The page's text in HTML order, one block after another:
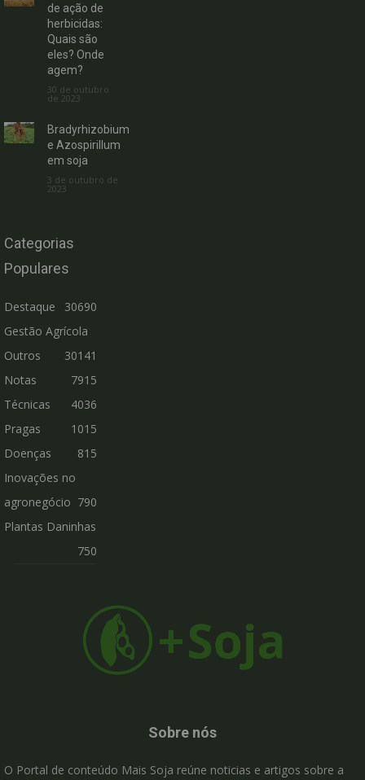
de ação de
herbicidas:
Quais são
eles? Onde
agem?
30 de outubro
de 2023
Bradyrhizobium
e Azospirillum
em soja
3 de outubro de
2023
Categorias
Populares
Destaque
30690
Gestão Agrícola
30141
Outros
7915
Notas
Técnicas
4036
Pragas
1015
Doenças
815
Inovações no
agronegócio 790
Plantas Daninhas
750
Sobre nós
O Portal de conteúdo Mais Soja reúne noticias e artigos sobre a